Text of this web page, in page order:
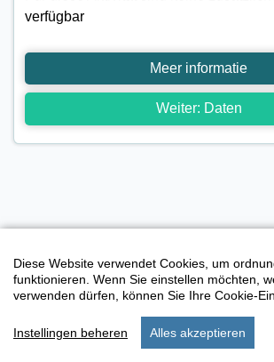
verfügbar
Meer informatie
Weiter: Daten
IAktivitäten Übersicht
start suchen bleiben
Diese Website verwendet Cookies, um
funktionieren. Wenn Sie einstellen möchten,
verwenden dürfen, können Sie Ihre Cookie-
Instellingen beheren Alles akzeptieren